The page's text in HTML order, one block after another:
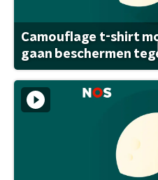
Camouflage t-shirt
gaan beschermen